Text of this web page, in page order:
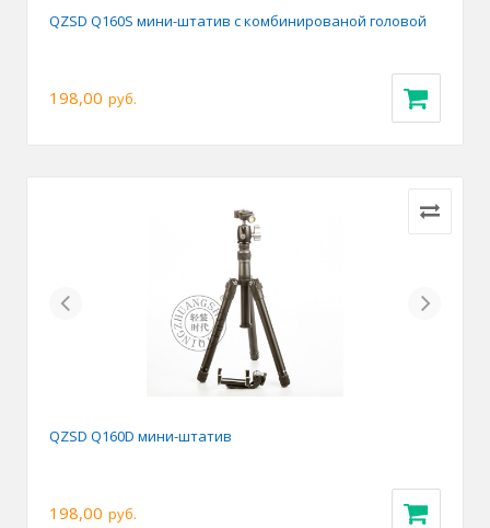
QZSD Q160S мини-штатив с комбинированой головой
198,00 руб.
Previous Next
QZSD Q160D мини-штатив
198,00 руб.